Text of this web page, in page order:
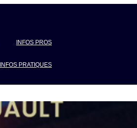
INFOS PROS
INFOS PRATIQUES